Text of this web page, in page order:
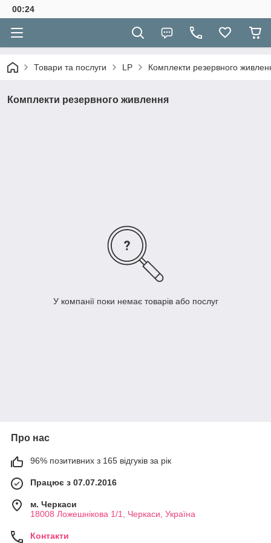
00:24
Товари та послуги LP Комплекти резервного
Комплекти резервного живлення
У компанії поки немає товарів або послуг
Про нас
96% позитивних з 165 відгуків за рік
Працює з 07.07.2016
м. Черкаси
18008 Ложешнікова 1/1, Черкаси, Україна
Контакти